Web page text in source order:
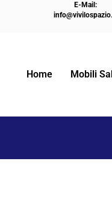
E-Mail:
Home Mobili